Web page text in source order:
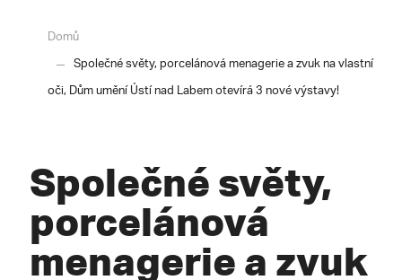
Domů
Společné světy, porcelánová menagerie a zvuk na vlastní
oči, Dům umění Ústí nad Labem otevírá 3 nové výstavy!
Společné světy,
porcelánová
menagerie a zvuk